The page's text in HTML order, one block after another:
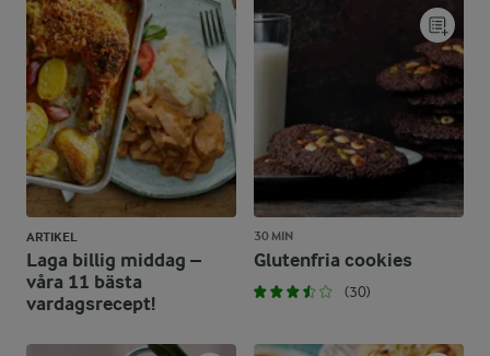
ARTIKEL
Laga billig middag –
våra 11 bästa
vardagsrecept!
30 MIN
Glutenfria cookies
(30)